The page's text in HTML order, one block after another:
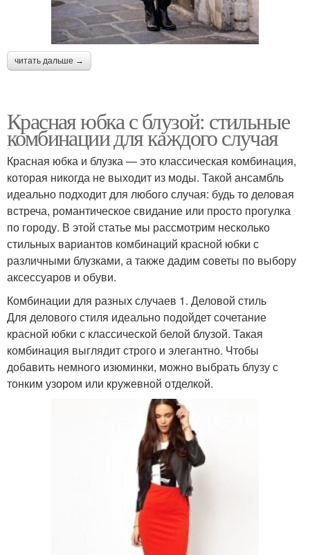
читать дальше →
Красная юбка с блузой: стильные
комбинации для каждого случая
Красная юбка и блузка — это классическая комбинация,
которая никогда не выходит из моды. Такой ансамбль
идеально подходит для любого случая: будь то деловая
встреча, романтическое свидание или просто прогулка
по городу. В этой статье мы рассмотрим несколько
стильных вариантов комбинаций красной юбки с
различными блузками, а также дадим советы по выбору
аксессуаров и обуви.
Комбинации для разных случаев 1. Деловой стиль
Для делового стиля идеально подойдет сочетание
красной юбки с классической белой блузой. Такая
комбинация выглядит строго и элегантно. Чтобы
добавить немного изюминки, можно выбрать блузу с
тонким узором или кружевной отделкой.